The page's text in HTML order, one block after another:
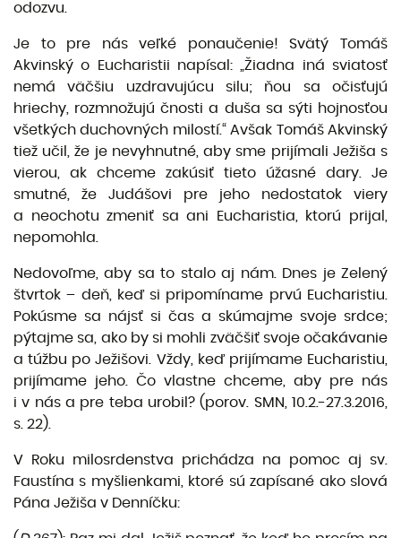
odozvu.
Je to pre nás veľké ponaučenie! Svätý Tomáš
Akvinský o Eucharistii napísal: „Žiadna iná sviatosť
nemá väčšiu uzdravujúcu silu; ňou sa očisťujú
hriechy, rozmnožujú čnosti a duša sa sýti hojnosťou
všetkých duchovných milostí.“ Avšak Tomáš Akvinský
tiež učil, že je nevyhnutné, aby sme prijímali Ježiša s
vierou, ak chceme zakúsiť tieto úžasné dary. Je
smutné, že Judášovi pre jeho nedostatok viery
a neochotu zmeniť sa ani Eucharistia, ktorú prijal,
nepomohla.
Nedovoľme, aby sa to stalo aj nám. Dnes je Zelený
štvrtok – deň, keď si pripomíname prvú Eucharistiu.
Pokúsme sa nájsť si čas a skúmajme svoje srdce;
pýtajme sa, ako by si mohli zväčšiť svoje očakávanie
a túžbu po Ježišovi. Vždy, keď prijímame Eucharistiu,
prijímame jeho. Čo vlastne chceme, aby pre nás
i v nás a pre teba urobil? (porov. SMN, 10.2.-27.3.2016,
s. 22).
V Roku milosrdenstva prichádza na pomoc aj sv.
Faustína s myšlienkami, ktoré sú zapísané ako slová
Pána Ježiša v Denníčku: